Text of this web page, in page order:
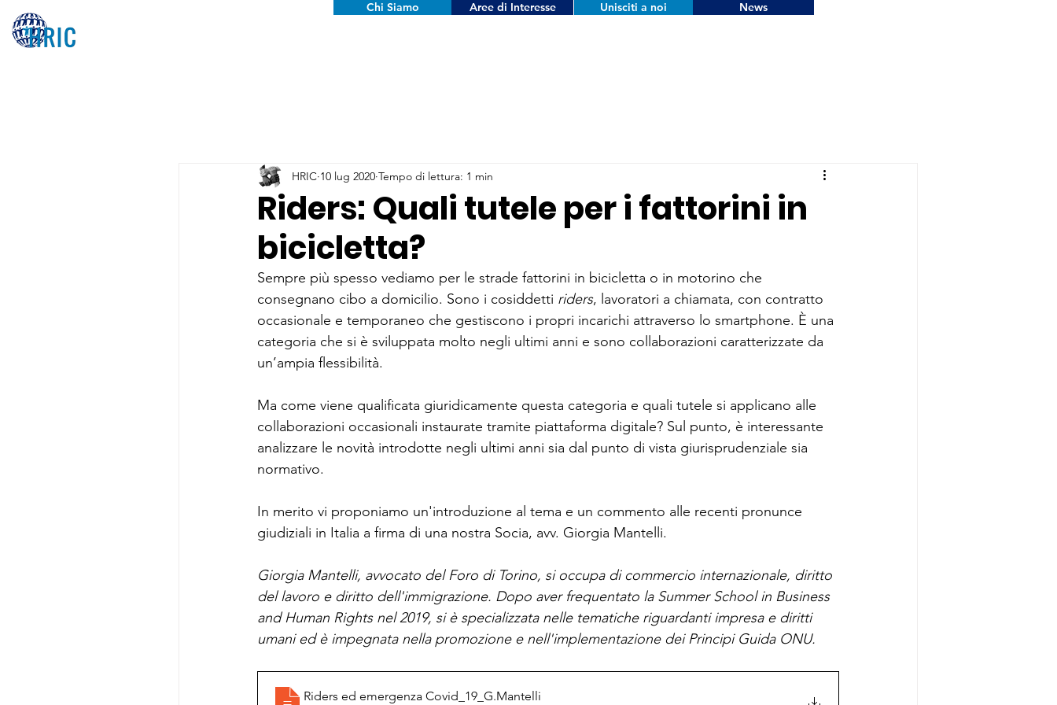
Chi Siamo Aree di Interesse Unisciti a noi News
Riders: Quali tutele per i fattorini in
bicicletta?
HRIC 10 lug 2020 Tempo di lettura: 1 min
Sempre più spesso vediamo per le strade fattorini in bicicletta o in motorino che
consegnano cibo a domicilio. Sono i cosiddetti riders, lavoratori a chiamata, con contratto
occasionale e temporaneo che gestiscono i propri incarichi attraverso lo smartphone. È una
categoria che si è sviluppata molto negli ultimi anni e sono collaborazioni caratterizzate da
un’ampia flessibilità.
Ma come viene qualificata giuridicamente questa categoria e quali tutele si applicano alle
collaborazioni occasionali instaurate tramite piattaforma digitale? Sul punto, è interessante
analizzare le novità introdotte negli ultimi anni sia dal punto di vista giurisprudenziale sia
normativo.
In merito vi proponiamo un'introduzione al tema e un commento alle recenti pronunce
giudiziali in Italia a firma di una nostra Socia, avv. Giorgia Mantelli.
Giorgia Mantelli, avvocato del Foro di Torino, si occupa di commercio internazionale, diritto
del lavoro e diritto dell'immigrazione. Dopo aver frequentato la Summer School in Business
and Human Rights nel 2019, si è specializzata nelle tematiche riguardanti impresa e diritti
umani ed è impegnata nella promozione e nell'implementazione dei Principi Guida ONU.
Riders ed emergenza Covid_19_G.Mantelli